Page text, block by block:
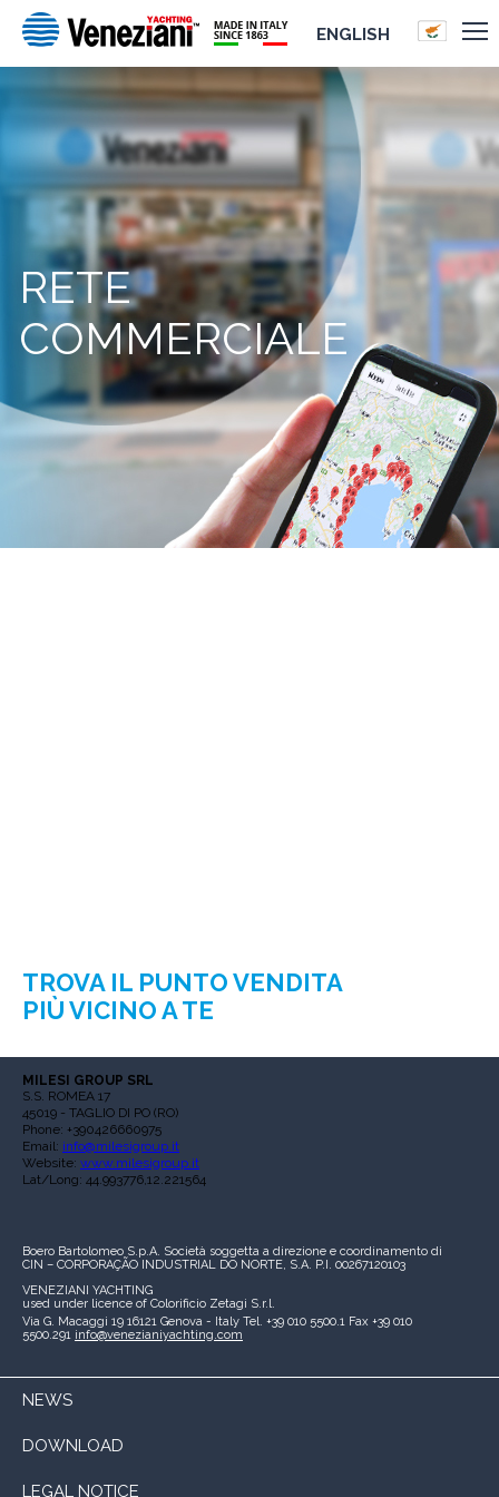
ENGLISH
RETE
COMMERCIALE
TROVA IL PUNTO VENDITA
PIÙ VICINO A TE
MILESI GROUP SRL
S.S. ROMEA 17
45019 - TAGLIO DI PO (RO)
Phone: +390426660975
Email: info@milesigroup.it
Website: www.milesigroup.it
Lat/Long: 44.993776,12.221564
Boero Bartolomeo S.p.A. Società soggetta a direzione e coordinamento di
CIN – CORPORAÇÃO INDUSTRIAL DO NORTE, S.A. P.I. 00267120103
VENEZIANI YACHTING
used under licence of Colorificio Zetagi S.r.l.
Via G. Macaggi 19 16121 Genova - Italy Tel. +39 010 5500.1 Fax +39 010
5500.291 info@venezianiyachting.com
NEWS
DOWNLOAD
LEGAL NOTICE